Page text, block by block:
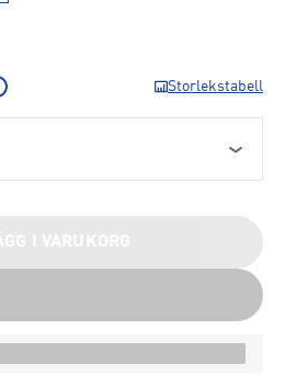
Storlekstabell